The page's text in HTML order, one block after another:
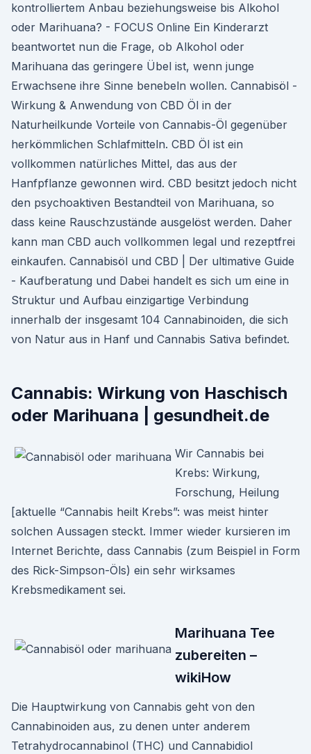
kontrolliertem Anbau beziehungsweise bis Alkohol
oder Marihuana? - FOCUS Online Ein Kinderarzt
beantwortet nun die Frage, ob Alkohol oder
Marihuana das geringere Übel ist, wenn junge
Erwachsene ihre Sinne benebeln wollen. Cannabisöl -
Wirkung & Anwendung von CBD Öl in der
Naturheilkunde Vorteile von Cannabis-Öl gegenüber
herkömmlichen Schlafmitteln. CBD Öl ist ein
vollkommen natürliches Mittel, das aus der
Hanfpflanze gewonnen wird. CBD besitzt jedoch nicht
den psychoaktiven Bestandteil von Marihuana, so
dass keine Rauschzustände ausgelöst werden. Daher
kann man CBD auch vollkommen legal und rezeptfrei
einkaufen. Cannabisöl und CBD | Der ultimative Guide
- Kaufberatung und Dabei handelt es sich um eine in
Struktur und Aufbau einzigartige Verbindung
innerhalb der insgesamt 104 Cannabinoiden, die sich
von Natur aus in Hanf und Cannabis Sativa befindet.
Cannabis: Wirkung von Haschisch
oder Marihuana | gesundheit.de
Wir Cannabis bei
Krebs: Wirkung,
Forschung, Heilung
[aktuelle “Cannabis heilt Krebs”: was meist hinter
solchen Aussagen steckt. Immer wieder kursieren im
Internet Berichte, dass Cannabis (zum Beispiel in Form
des Rick-Simpson-Öls) ein sehr wirksames
Krebsmedikament sei.
Marihuana Tee
zubereiten –
wikiHow
Die Hauptwirkung von Cannabis geht von den
Cannabinoiden aus, zu denen unter anderem
Tetrahydrocannabinol (THC) und Cannabidiol